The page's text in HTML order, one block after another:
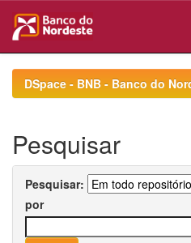
navigationDSpace - BNB - Banco do
Pesquisar
Pesquisar:
por